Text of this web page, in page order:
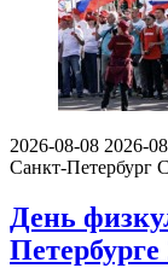
2026-08-08 2026-
Санкт-Петербург
День
Петербурге